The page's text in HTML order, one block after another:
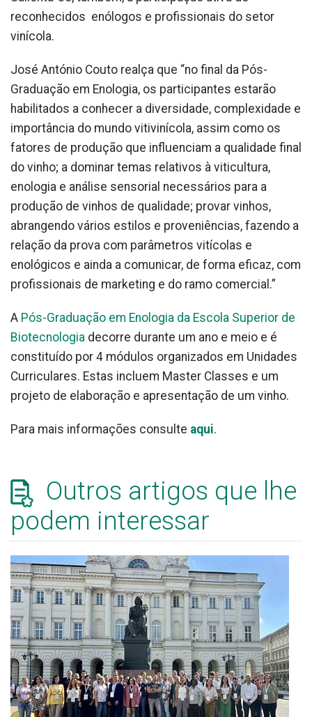
reconhecidos enólogos e profissionais do setor
vinícola.
José António Couto realça que “no final da Pós-
Graduação em Enologia, os participantes estarão
habilitados a conhecer a diversidade, complexidade e
importância do mundo vitivinícola, assim como os
fatores de produção que influenciam a qualidade final
do vinho; a dominar temas relativos à viticultura,
enologia e análise sensorial necessários para a
produção de vinhos de qualidade; provar vinhos,
abrangendo vários estilos e proveniências, fazendo a
relação da prova com parâmetros vitícolas e
enológicos e ainda a comunicar, de forma eficaz, com
profissionais de marketing e do ramo comercial.”
A Pós-Graduação em Enologia da Escola Superior de
Biotecnologia decorre durante um ano e meio e é
constituído por 4 módulos organizados em Unidades
Curriculares. Estas incluem Master Classes e um
projeto de elaboração e apresentação de um vinho.
Para mais informações consulte aqui.
Outros artigos que lhe
podem interessar